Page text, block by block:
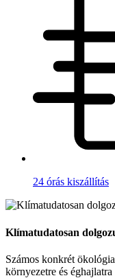
24 órás kiszállítás
Klímatudatosan
Számos konkrét
környezetre és